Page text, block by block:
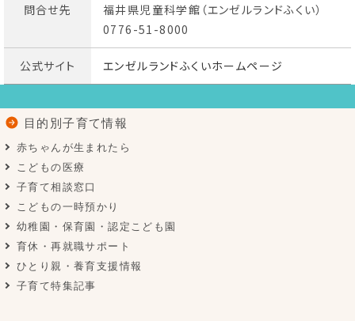
問合せ先
福井県児童科学館（エンゼルランドふくい）
0776-51-8000
公式サイト エンゼルランドふくいホームページ
目的別子育て情報
赤ちゃんが生まれたら
こどもの医療
子育て相談窓口
こどもの一時預かり
幼稚園・保育園・認定こども園
育休・再就職サポート
ひとり親・養育支援情報
子育て特集記事